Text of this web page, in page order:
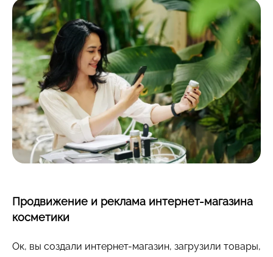
Продвижение и реклама интернет-магазина
косметики
Ок, вы создали интернет-магазин, загрузили товары,